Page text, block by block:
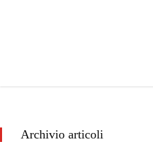
Archivio articoli